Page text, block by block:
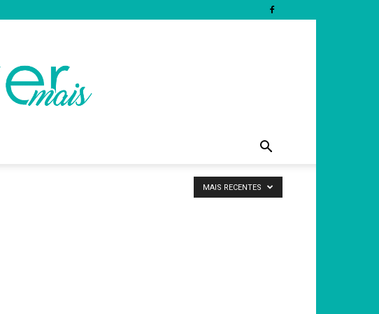
MAIS RECENTES